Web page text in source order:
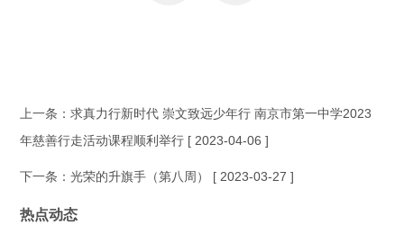
上一条：求真力行新时代 崇文致远少年行 南京市第一中学2023
年慈善行走活动课程顺利举行 [ 2023-04-06 ]
下一条：光荣的升旗手（第八周） [ 2023-03-27 ]
热点动态